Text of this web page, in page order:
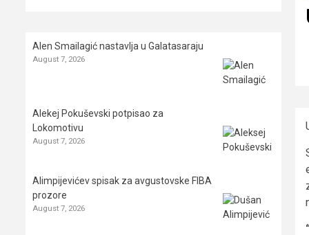
Alen Smailagić nastavlja u Galatasaraju
August 7, 2026
Alekej Pokuševski potpisao za
Lokomotivu
August 7, 2026
Alimpijevićev spisak za avgustovske FIBA
prozore
August 7, 2026